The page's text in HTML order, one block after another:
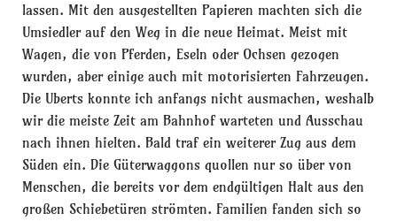
lassen. Mit den ausgestellten Papieren machten sich die
Umsiedler auf den Weg in die neue Heimat. Meist mit
Wagen, die von Pferden, Eseln oder Ochsen gezogen
wurden, aber einige auch mit motorisierten Fahrzeugen.
Die Uberts konnte ich anfangs nicht ausmachen, weshalb
wir die meiste Zeit am Bahnhof warteten und Ausschau
nach ihnen hielten. Bald traf ein weiterer Zug aus dem
Süden ein. Die Güterwaggons quollen nur so über von
Menschen, die bereits vor dem endgültigen Halt aus den
großen Schiebetüren strömten. Familien fanden sich so